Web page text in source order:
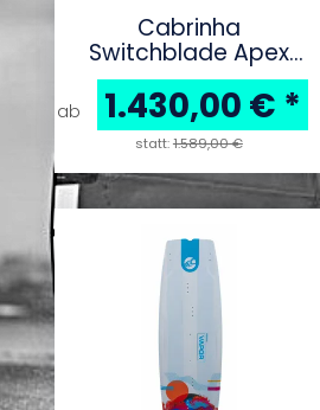
Cabrinha
Switchblade Apex
Black 2026
ab 1.430,00 € *
statt:1.589,00 €